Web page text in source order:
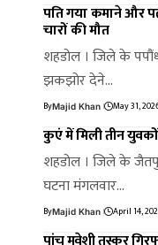
पति गया कमाने और
चारों की मौत
शहडोल । जिले के पपौंध
झकझोर देने…
ByMajid Khan May 31,
कुएं में मिली तीन
शहडोल । जिले के
घटना मंगलवार…
ByMajid Khan April 14,